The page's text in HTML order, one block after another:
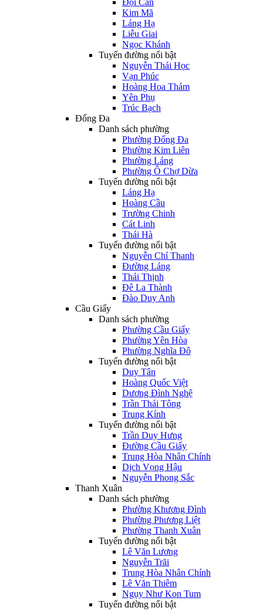
Đội Cấn
Kim Mã
Láng Hạ
Liễu Giai
Ngọc Khánh
Tuyến đường nổi bật
Nguyễn Thái Học
Vạn Phúc
Hoàng Hoa Thám
Yên Phụ
Trúc Bạch
Đống Đa
Danh sách phường
Phường Đống Đa
Phường Kim Liên
Phường Láng
Phường Ô Chợ Dừa
Tuyến đường nổi bật
Láng Hạ
Hoàng Cầu
Trường Chinh
Cát Linh
Thái Hà
Tuyến đường nổi bật
Nguyễn Chí Thanh
Đường Láng
Thái Thịnh
Đê La Thành
Đào Duy Anh
Cầu Giấy
Danh sách phường
Phường Cầu Giấy
Phường Yên Hòa
Phường Nghĩa Đô
Tuyến đường nổi bật
Duy Tân
Hoàng Quốc Việt
Dương Đình Nghệ
Trần Thái Tông
Trung Kính
Tuyến đường nổi bật
Trần Duy Hưng
Đường Cầu Giấy
Trung Hòa Nhân Chính
Dịch Vọng Hậu
Nguyễn Phong Sắc
Thanh Xuân
Danh sách phường
Phường Khương Đình
Phường Phương Liệt
Phường Thanh Xuân
Tuyến đường nổi bật
Lê Văn Lương
Nguyễn Trãi
Trung Hòa Nhân Chính
Lê Văn Thiêm
Ngụy Như Kon Tum
Tuyến đường nổi bật